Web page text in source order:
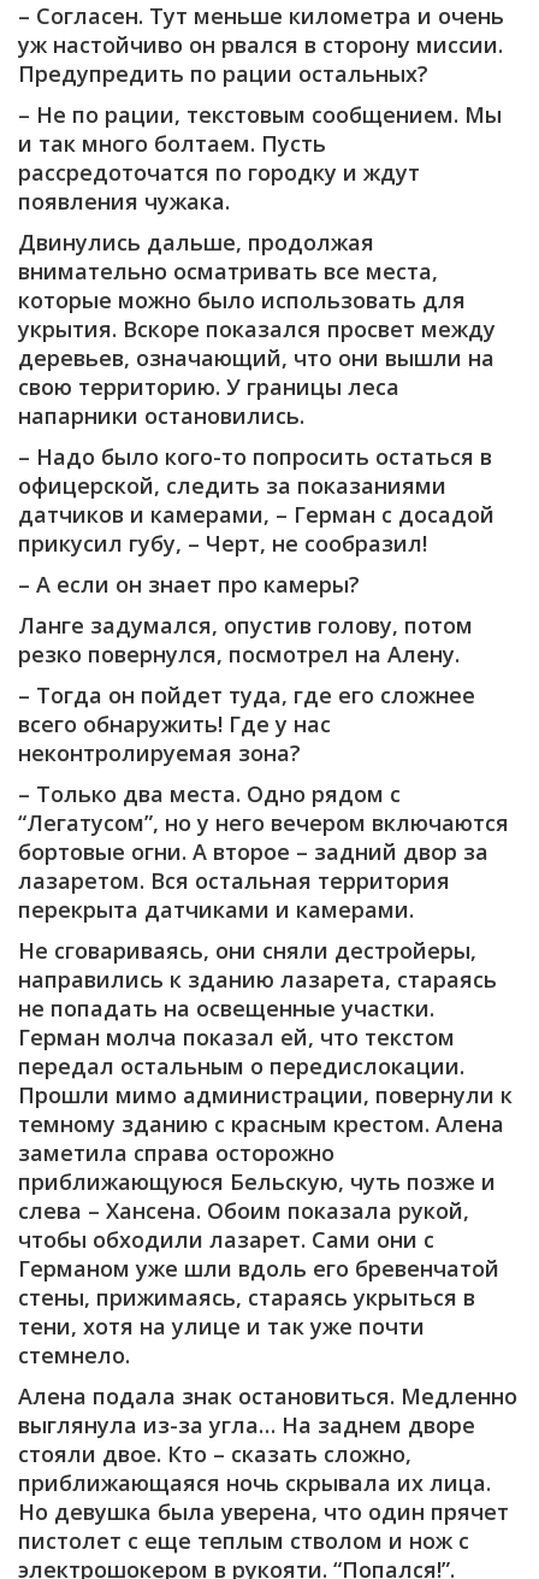
– Согласен. Тут меньше километра и очень
уж настойчиво он рвался в сторону миссии.
Предупредить по рации остальных?
– Не по рации, текстовым сообщением. Мы
и так много болтаем. Пусть
рассредоточатся по городку и ждут
появления чужака.
Двинулись дальше, продолжая
внимательно осматривать все места,
которые можно было использовать для
укрытия. Вскоре показался просвет между
деревьев, означающий, что они вышли на
свою территорию. У границы леса
напарники остановились.
– Надо было кого-то попросить остаться в
офицерской, следить за показаниями
датчиков и камерами, – Герман с досадой
прикусил губу, – Черт, не сообразил!
– А если он знает про камеры?
Ланге задумался, опустив голову, потом
резко повернулся, посмотрел на Алену.
– Тогда он пойдет туда, где его сложнее
всего обнаружить! Где у нас
неконтролируемая зона?
– Только два места. Одно рядом с
“Легатусом”, но у него вечером включаются
бортовые огни. А второе – задний двор за
лазаретом. Вся остальная территория
перекрыта датчиками и камерами.
Не сговариваясь, они сняли дестройеры,
направились к зданию лазарета, стараясь
не попадать на освещенные участки.
Герман молча показал ей, что текстом
передал остальным о передислокации.
Прошли мимо администрации, повернули к
темному зданию с красным крестом. Алена
заметила справа осторожно
приближающуюся Бельскую, чуть позже и
слева – Хансена. Обоим показала рукой,
чтобы обходили лазарет. Сами они с
Германом уже шли вдоль его бревенчатой
стены, прижимаясь, стараясь укрыться в
тени, хотя на улице и так уже почти
стемнело.
Алена подала знак остановиться. Медленно
выглянула из-за угла… На заднем дворе
стояли двое. Кто – сказать сложно,
приближающаяся ночь скрывала их лица.
Но девушка была уверена, что один прячет
пистолет с еще теплым стволом и нож с
электрошокером в рукояти. “Попался!”.